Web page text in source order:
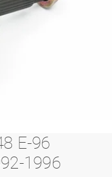
E-96
1996